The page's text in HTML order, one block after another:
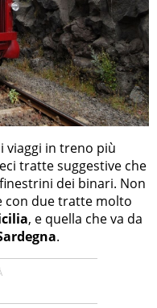
viaggi in treno più
tratte suggestive che
dei binari. Non
con due tratte molto
, e quella che va da
.